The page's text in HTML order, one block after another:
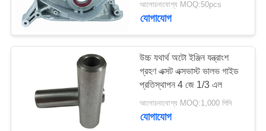
আলোচনাযোগ্য MOQ:50pcs
যোগাযোগ
উচ্চ যথার্থ অটো ইঞ্জিন যন্ত্রাংশ
গ্রহণ এক্সট এক্সভাস্ট ভালভ গাইড
প্রতিস্থাপন 4 জে 1/3 এল
আলোচনাযোগ্য MOQ:1,000 পিসি
যোগাযোগ